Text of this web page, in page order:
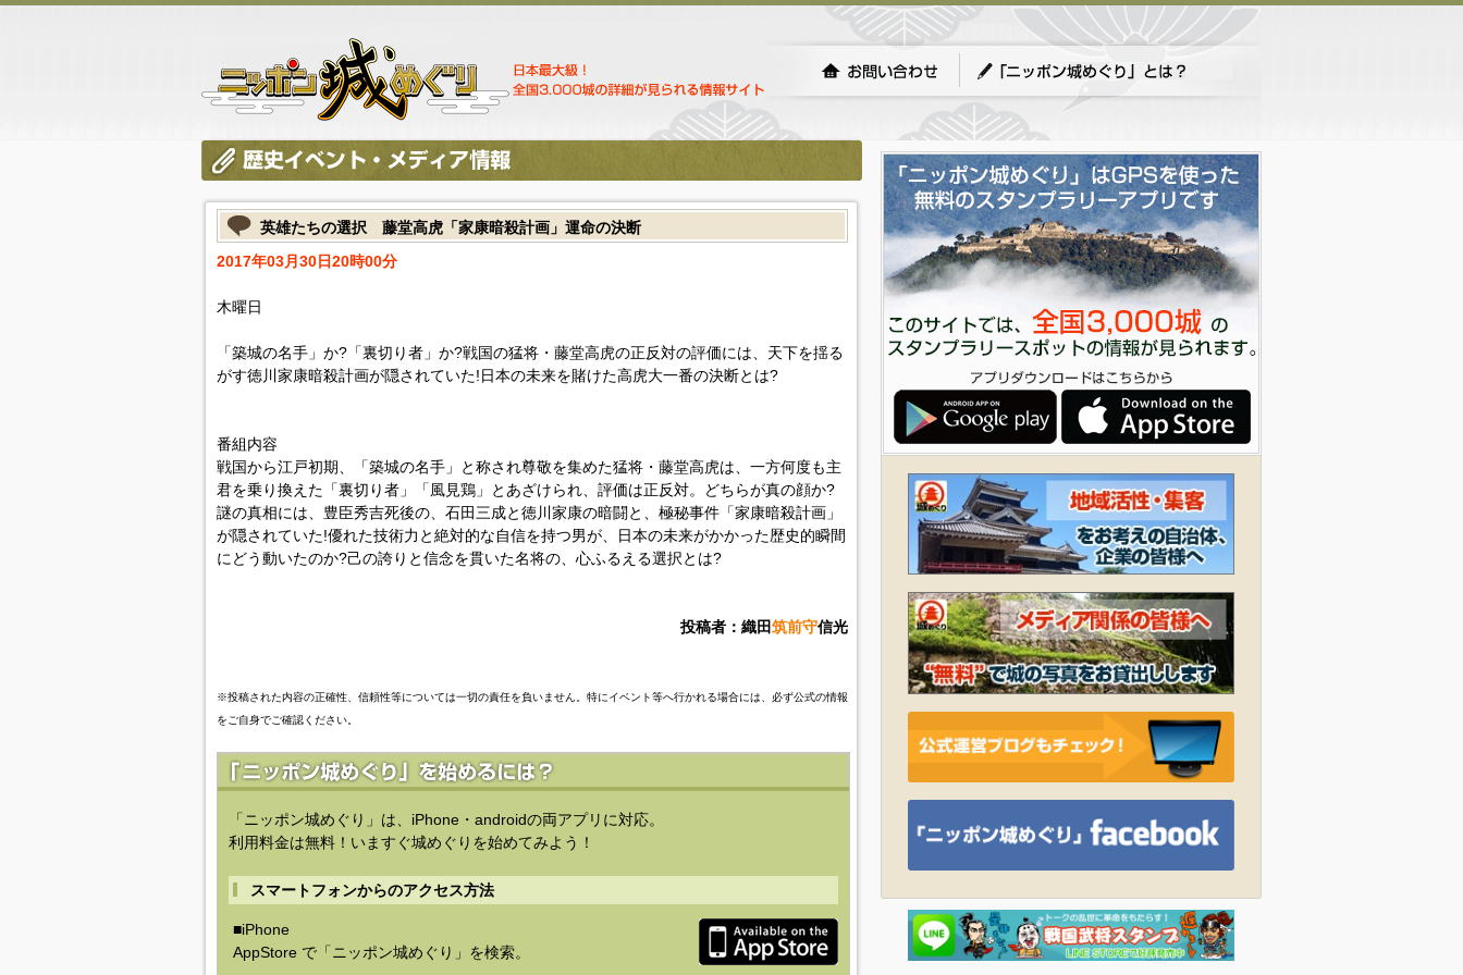
英雄たちの選択 藤堂高虎「家康暗殺計画」運命の決断
2017年03月30日20時00分
木曜日
「築城の名手」か?「裏切り者」か?戦国の猛将・藤堂高虎の正反対の評価には、天下を揺る
がす徳川家康暗殺計画が隠されていた!日本の未来を賭けた高虎大一番の決断とは?
番組内容
戦国から江戸初期、「築城の名手」と称され尊敬を集めた猛将・藤堂高虎は、一方何度も主
君を乗り換えた「裏切り者」「風見鶏」とあざけられ、評価は正反対。どちらが真の顔か?
謎の真相には、豊臣秀吉死後の、石田三成と徳川家康の暗闘と、極秘事件「家康暗殺計画」
が隠されていた!優れた技術力と絶対的な自信を持つ男が、日本の未来がかかった歴史的瞬間
にどう動いたのか?己の誇りと信念を貫いた名将の、心ふるえる選択とは?
投稿者：織田筑前守信光
※投稿された内容の正確性、信頼性等については一切の責任を負いません。特にイベント等へ行かれる場合には、必ず公式の情報
をご自身でご確認ください。
「ニッポン城めぐり」は、iPhone・androidの両アプリに対応。
利用料金は無料！いますぐ城めぐりを始めてみよう！
スマートフォンからのアクセス方法
■iPhone
AppStore で「ニッポン城めぐり」を検索。